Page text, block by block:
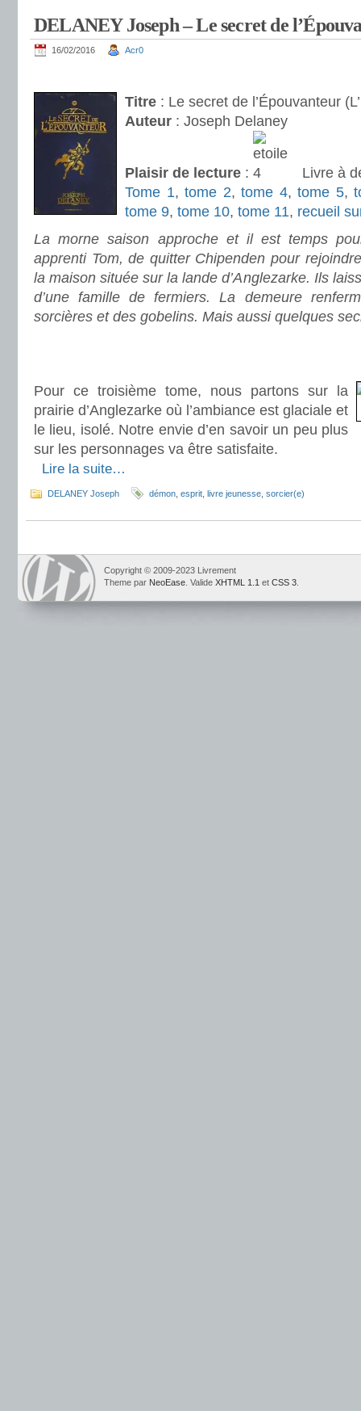
DELANEY Joseph – Le secret de
16/02/2016 Acr0
Titre : Le secret de l’Épouvanteur
Auteur : Joseph Delaney
Plaisir de lecture :
Livre à
Tome 1,tome 2,tome 4,tome 5,
tome 9, tome 10, tome 11, recueil
La morne saison approche et il est temps
apprenti Tom, de quitter Chipenden pour
la maison située sur la lande d’Anglezarke. Ils
d’une famille de fermiers. La demeure
sorcières et des gobelins. Mais aussi quelques
Pour ce troisième tome, nous partons sur la
prairie d’Anglezarke où l’ambiance est glaciale et
le lieu, isolé. Notre envie d’en savoir un peu plus
sur les personnages va être satisfaite.
Lire la suite…
DELANEY Joseph démon esprit livre jeunesse sorcier(e)
Copyright © 2009-2023 Livrement
Theme par NeoEase . Valide XHTML 1.1 et CSS 3